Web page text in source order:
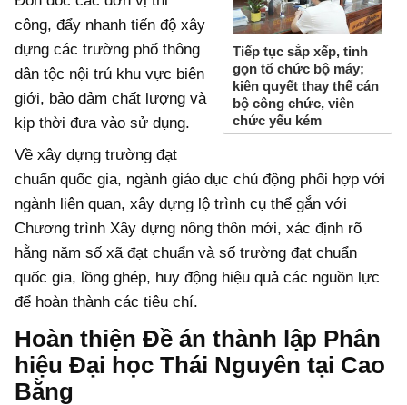
Tiếp tục sắp xếp, tinh
gọn tổ chức bộ máy;
kiên quyết thay thế cán
bộ công chức, viên
chức yếu kém
công, đẩy nhanh tiến độ xây
dựng các trường phổ thông
dân tộc nội trú khu vực biên
giới, bảo đảm chất lượng và
kịp thời đưa vào sử dụng.
Về xây dựng trường đạt
chuẩn quốc gia, ngành giáo dục chủ động phối hợp với
ngành liên quan, xây dựng lộ trình cụ thể gắn với
Chương trình Xây dựng nông thôn mới, xác định rõ
hằng năm số xã đạt chuẩn và số trường đạt chuẩn
quốc gia, lồng ghép, huy động hiệu quả các nguồn lực
để hoàn thành các tiêu chí.
Hoàn thiện Đề án thành lập Phân
hiệu Đại học Thái Nguyên tại Cao
Bằng